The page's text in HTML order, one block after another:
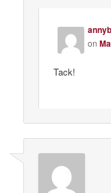
on
Tack!